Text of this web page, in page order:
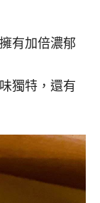
有加倍濃郁
獨特，還有